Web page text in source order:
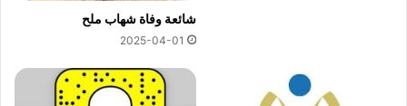
شائعة وفاة شهاب ملح
2025-04-01